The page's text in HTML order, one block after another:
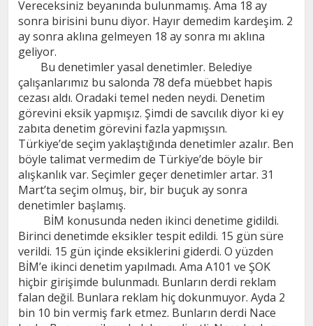
Vereceksiniz beyanında bulunmamış. Ama 18 ay
sonra birisini bunu diyor. Hayır demedim kardeşim. 2
ay sonra aklına gelmeyen 18 ay sonra mı aklına
geliyor.
Bu denetimler yasal denetimler. Belediye
çalışanlarımız bu salonda 78 defa müebbet hapis
cezası aldı. Oradaki temel neden neydi. Denetim
görevini eksik yapmışız. Şimdi de savcılık diyor ki ey
zabıta denetim görevini fazla yapmışsın.
Türkiye’de seçim yaklaştığında denetimler azalır. Ben
böyle talimat vermedim de Türkiye’de böyle bir
alışkanlık var. Seçimler geçer denetimler artar. 31
Mart’ta seçim olmuş, bir, bir buçuk ay sonra
denetimler başlamış.
BİM konusunda neden ikinci denetime gidildi.
Birinci denetimde eksikler tespit edildi. 15 gün süre
verildi. 15 gün içinde eksiklerini giderdi. O yüzden
BİM’e ikinci denetim yapılmadı. Ama A101 ve ŞOK
hiçbir girişimde bulunmadı. Bunların derdi reklam
falan değil. Bunlara reklam hiç dokunmuyor. Ayda 2
bin 10 bin vermiş fark etmez. Bunların derdi Nace